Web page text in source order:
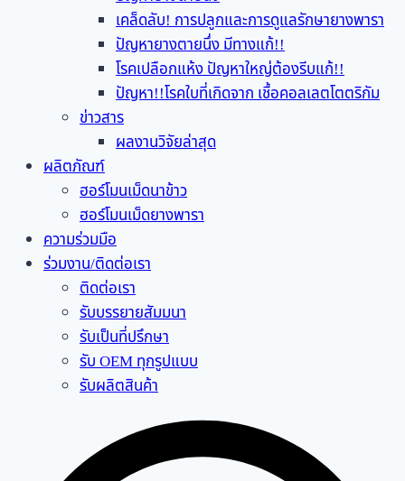
เคล็ดลับ! การปลูกและการดูแลรักษายางพารา
ปัญหายางตายนึ่ง มีทางแก้!!
โรคเปลือกแห้ง ปัญหาใหญ่ต้องรีบแก้!!
ปัญหา!!โรคใบที่เกิดจาก เชื้อคอลเลตโตตริกัม
ข่าวสาร
ผลงานวิจัยล่าสุด
ผลิตภัณฑ์
ฮอร์โมนเม็ดนาข้าว
ฮอร์โมนเม็ดยางพารา
ความร่วมมือ
ร่วมงาน/ติดต่อเรา
ติดต่อเรา
รับบรรยายสัมมนา
รับเป็นที่ปรึกษา
รับ OEM ทุกรูปแบบ
รับผลิตสินค้า